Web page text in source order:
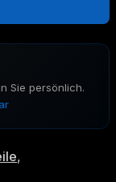
Sie persönlich.
,